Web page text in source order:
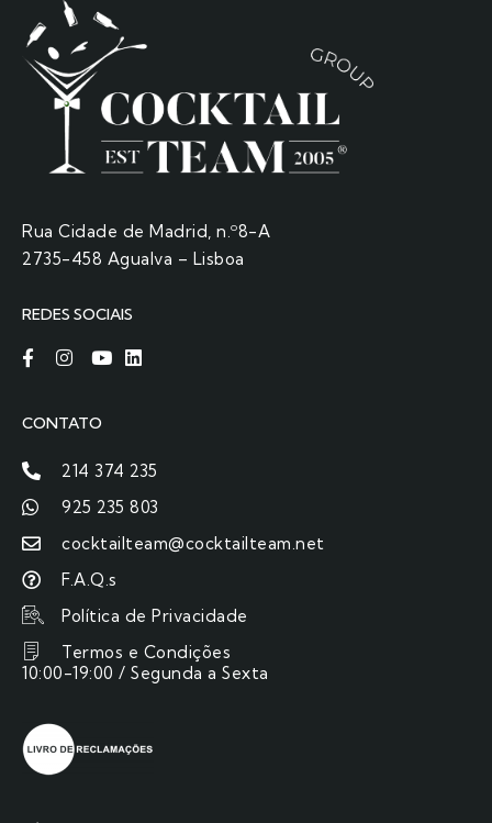
Rua Cidade de Madrid, n.º8-A
2735-458 Agualva – Lisboa
REDES SOCIAIS
CONTATO
214 374 235
925 235 803
cocktailteam@cocktailteam.net
F.A.Q.s
Política de Privacidade
Termos e Condições
10:00-19:00 / Segunda a Sexta